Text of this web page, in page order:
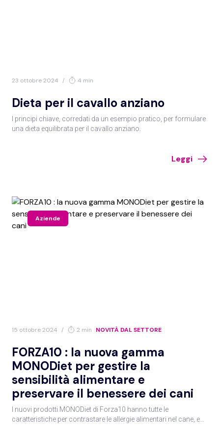
23 ottobre 2024 / 4 min
Dieta per il cavallo anziano
I principi chiave, corredati da un esempio pratico, per formulare
una dieta equilibrata per il cavallo anziano.
Leggi
Aziende
15 ottobre 2024 / 2 min NOVITÀ DAL SETTORE
FORZA10 : la nuova gamma
MONODiet per gestire la
sensibilità alimentare e
preservare il benessere dei cani
I nuovi prodotti MONODiet di Forza10 hanno tutte le
caratteristiche per contrastare le allergie alimentari nel cane, e